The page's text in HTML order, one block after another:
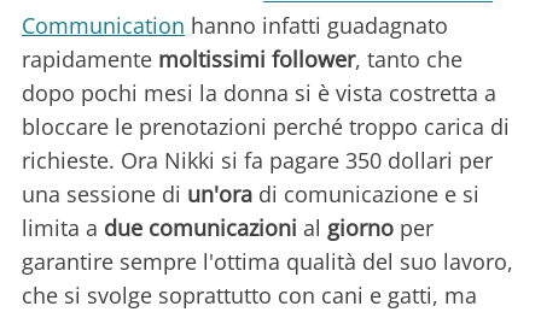
Communication hanno infatti guadagnato
rapidamente moltissimi follower, tanto che
dopo pochi mesi la donna si è vista costretta a
bloccare le prenotazioni perché troppo carica di
richieste. Ora Nikki si fa pagare 350 dollari per
una sessione di un'ora di comunicazione e si
limita a due comunicazioni al giorno per
garantire sempre l'ottima qualità del suo lavoro,
che si svolge soprattutto con cani e gatti, ma